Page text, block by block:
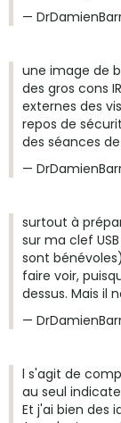
—
une image de
des gros cons
externes des
repos de
des séances
—
surtout à
sur ma clef
sont
faire voir,
dessus. Mais il
—
l s'agit de
au seul
Et j'ai bien des